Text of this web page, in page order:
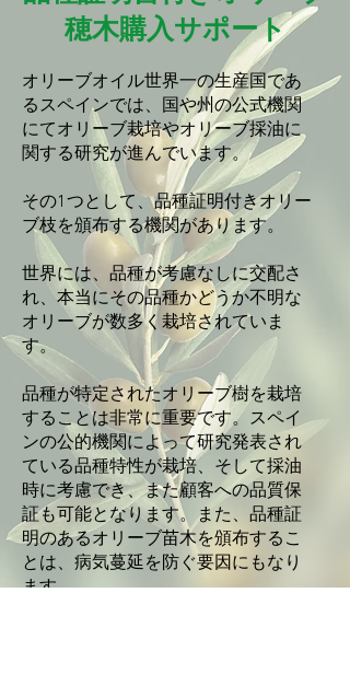
穂木購入サポート
オリーブオイル世界一の生産国であ
るスペインでは、国や州の公式機関
にてオリーブ栽培やオリーブ採油に
関する研究が進んでいます。
その1つとして、品種証明付きオリー
ブ枝を頒布する機関があります。
世界には、品種が考慮なしに交配さ
れ、本当にその品種かどうか不明な
オリーブが数多く栽培されていま
す。
品種が特定されたオリーブ樹を栽培
することは非常に重要です。スペイ
ンの公的機関によって研究発表され
ている品種特性が栽培、そして採油
時に考慮でき、また顧客への品質保
証も可能となります。また、品種証
明のあるオリーブ苗木を頒布するこ
とは、病気蔓延を防ぐ要因にもなり
ます。